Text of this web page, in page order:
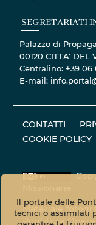
SEGRETARIATI
Palazzo di
00120 CITTA' DEL
Centralino: +39 06
E-mail:
CONTATTI
COOKIE POLICY
Materiale
Pontificie
Il portale delle
tecnici o assimilati